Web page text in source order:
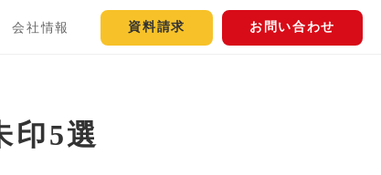
会社情報 資料請求 お問い合わせ
印5選